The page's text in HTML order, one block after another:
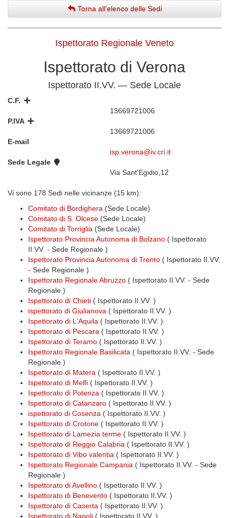
Torna all'elenco delle Sedi
Ispettorato Regionale Veneto
Ispettorato di Verona
Ispettorato II.VV. — Sede Locale
C.F.
13669721006
P.IVA
13669721006
E-mail
isp.verona@iv.cri.it
Sede Legale
Via Sant'Egidio,12
Vi sono 178 Sedi nelle vicinanze (15 km):
Comitato di Bordighera (Sede Locale)
Comitato di S. Olcese (Sede Locale)
Comitato di Torriglia (Sede Locale)
Ispettorato Provincia Autonoma di Bolzano ( Ispettorato
II.VV. - Sede Regionale )
Ispettorato Provincia Autonoma di Trento ( Ispettorato II.VV.
- Sede Regionale )
Ispettorato Regionale Abruzzo ( Ispettorato II.VV. - Sede
Regionale )
Ispettorato di Chieti ( Ispettorato II.VV. )
ispettorato di Giulianova ( Ispettorato II.VV. )
Ispettorato di L'Aquila ( Ispettorato II.VV. )
Ispettorato di Pescara ( Ispettorato II.VV. )
Ispettorato di Teramo ( Ispettorato II.VV. )
Ispettorato Regionale Basilicata ( Ispettorato II.VV. - Sede
Regionale )
Ispettorato di Matera ( Ispettorato II.VV. )
Ispettorato di Melfi ( Ispettorato II.VV. )
Ispettorato di Potenza ( Ispettorato II.VV. )
Ispettorato di Catanzaro ( Ispettorato II.VV. )
ispettorato di Cosenza ( Ispettorato II.VV. )
Ispettorato di Crotone ( Ispettorato II.VV. )
Ispettorato di Lamezia terme ( Ispettorato II.VV. )
Ispettorato di Reggio Calabria ( Ispettorato II.VV. )
Ispettorato di Vibo valentia ( Ispettorato II.VV. )
Ispettorato Regionale Campania ( Ispettorato II.VV. - Sede
Regionale )
Ispettorato di Avellino ( Ispettorato II.VV. )
Ispettorato di Benevento ( Ispettorato II.VV. )
Ispettorato di Caserta ( Ispettorato II.VV. )
Ispettorato di Napoli ( Ispettorato II.VV. )